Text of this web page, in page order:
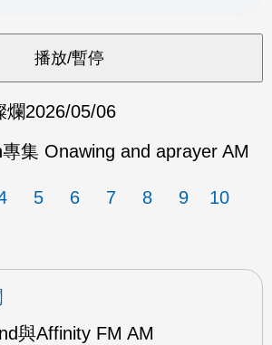
爛2026/05/06
集 Onawing and aprayer AM
5 6 7 8 9
10
與Affinity FM AM